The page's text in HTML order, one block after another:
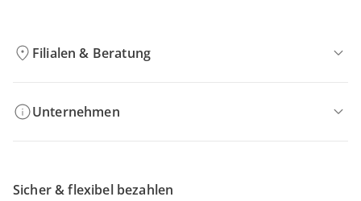
Filialen & Beratung
Unternehmen
Sicher & flexibel bezahlen